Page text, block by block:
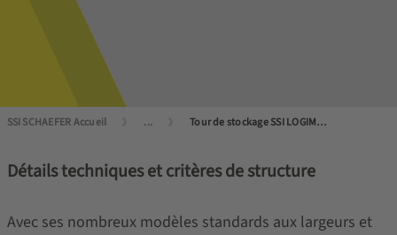
SSI SCHAEFER Accueil ... Tour de stockage SSI LOGIMAT® : efficace, compact, fiable
Détails techniques et critères de structure
Avec ses nombreux modèles standards aux largeurs et